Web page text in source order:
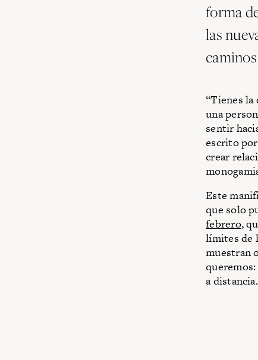
forma
las
“Tienes la
una
sentir
escrito
crear
Este
que solo
febrero,
límites de
muestran
a distancia.